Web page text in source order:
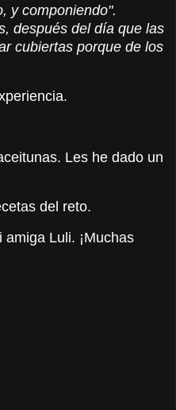
y componiendo".
después del día que las
cubiertas porque de los
Les he dado un
del reto.
Luli. ¡Muchas